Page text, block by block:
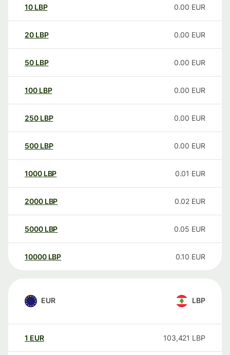
10 LBP 0.00 EUR
20 LBP 0.00 EUR
50 LBP 0.00 EUR
100 LBP 0.00 EUR
250 LBP 0.00 EUR
500 LBP 0.00 EUR
1000 LBP 0.01 EUR
2000 LBP 0.02 EUR
5000 LBP 0.05 EUR
10000 LBP 0.10 EUR
EUR LBP
1 EUR 103,421 LBP